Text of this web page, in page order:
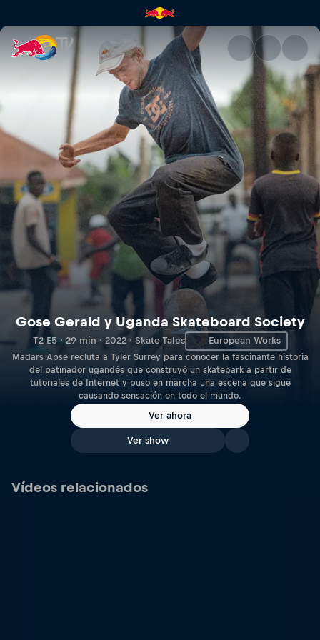
Gose Gerald y Uganda
Gose Gerald y Uganda Skateboard Society
T2 E5 · 29 min · 2022 · Skate Tales European Works
Madars Apse recluta a Tyler Surrey para conocer la fascinante historia
del patinador ugandés que construyó un skatepark a partir de
tutoriales de Internet y puso en marcha una escena que sigue
causando sensación en todo el mundo.
Ver ahora
Ver show
Vídeos relacionados